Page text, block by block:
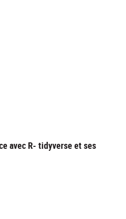
avec R- tidyverse et ses